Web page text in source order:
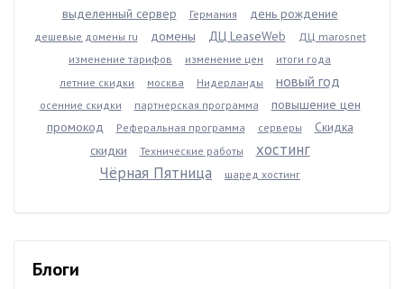
выделенный сервер Германия день рождение
дешевые домены ru домены ДЦ LeaseWeb
ДЦ marosnet
изменение тарифов
изменение цен
итоги года
летние скидки
москва Нидерланды новый год
осенние скидки партнерская программа
повышение цен
промокод
Реферальная программа серверы
Скидка
скидки
Технические работы
хостинг
Чёрная Пятница
шаред хостинг
Блоги